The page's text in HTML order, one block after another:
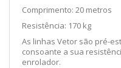
Comprimento: 20 metros
Resistência: 170 kg
As linhas Vetor são pré-
consoante a sua
enrolador.